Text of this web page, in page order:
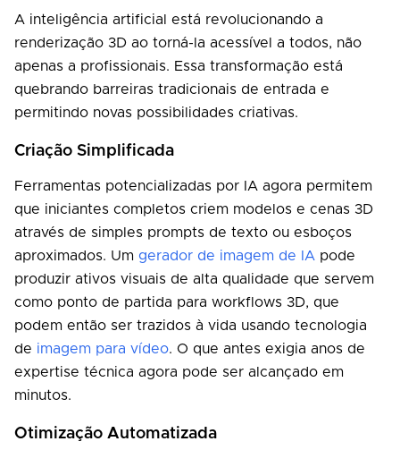
A inteligência artificial está revolucionando a
renderização 3D ao torná-la acessível a todos, não
apenas a profissionais. Essa transformação está
quebrando barreiras tradicionais de entrada e
permitindo novas possibilidades criativas.
Criação Simplificada
Ferramentas potencializadas por IA agora permitem
que iniciantes completos criem modelos e cenas 3D
através de simples prompts de texto ou esboços
aproximados. Um gerador de imagem de IA pode
produzir ativos visuais de alta qualidade que servem
como ponto de partida para workflows 3D, que
podem então ser trazidos à vida usando tecnologia
de imagem para vídeo. O que antes exigia anos de
expertise técnica agora pode ser alcançado em
minutos.
Otimização Automatizada